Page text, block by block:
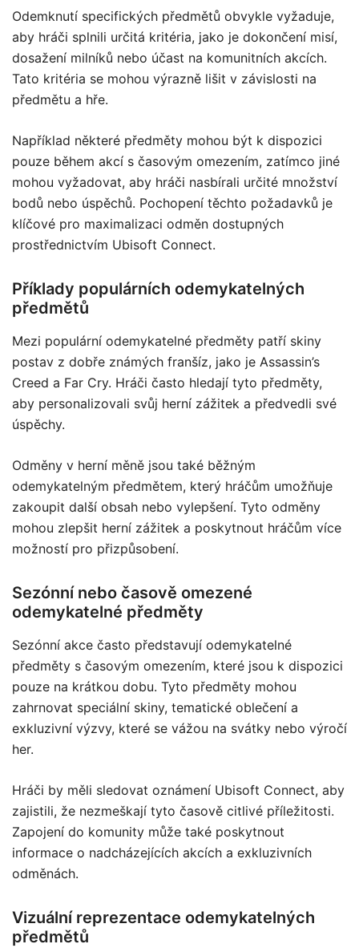
Odemknutí specifických předmětů obvykle vyžaduje,
aby hráči splnili určitá kritéria, jako je dokončení misí,
dosažení milníků nebo účast na komunitních akcích.
Tato kritéria se mohou výrazně lišit v závislosti na
předmětu a hře.
Například některé předměty mohou být k dispozici
pouze během akcí s časovým omezením, zatímco jiné
mohou vyžadovat, aby hráči nasbírali určité množství
bodů nebo úspěchů. Pochopení těchto požadavků je
klíčové pro maximalizaci odměn dostupných
prostřednictvím Ubisoft Connect.
Příklady populárních odemykatelných
předmětů
Mezi populární odemykatelné předměty patří skiny
postav z dobře známých franšíz, jako je Assassin’s
Creed a Far Cry. Hráči často hledají tyto předměty,
aby personalizovali svůj herní zážitek a předvedli své
úspěchy.
Odměny v herní měně jsou také běžným
odemykatelným předmětem, který hráčům umožňuje
zakoupit další obsah nebo vylepšení. Tyto odměny
mohou zlepšit herní zážitek a poskytnout hráčům více
možností pro přizpůsobení.
Sezónní nebo časově omezené
odemykatelné předměty
Sezónní akce často představují odemykatelné
předměty s časovým omezením, které jsou k dispozici
pouze na krátkou dobu. Tyto předměty mohou
zahrnovat speciální skiny, tematické oblečení a
exkluzivní výzvy, které se vážou na svátky nebo výročí
her.
Hráči by měli sledovat oznámení Ubisoft Connect, aby
zajistili, že nezmeškají tyto časově citlivé příležitosti.
Zapojení do komunity může také poskytnout
informace o nadcházejících akcích a exkluzivních
odměnách.
Vizuální reprezentace odemykatelných
předmětů